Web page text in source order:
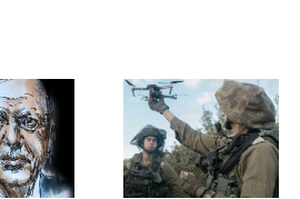
Eizenkot: «
Vous êtes le
premier des
à être
du
7 octobre et
Israël préparé à
une attaque
américaine
contre l’Iran
qui n’a